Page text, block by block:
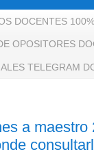
DOCENTES
OPOSITORES
TELEGRAM
a maestro